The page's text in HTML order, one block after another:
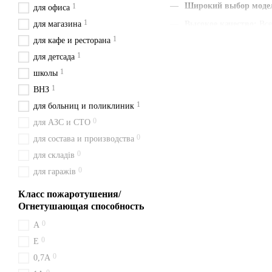
Широкий выбор
для офиса 1
для магазина 1
для кафе и ресторана 1
для детсада 1
школы 1
ВНЗ 1
для больниц и поликлиник 1
для АЗС и СТО 0
для состава и производства 0
для складів 0
для гаражів 0
Класс пожаротушения/
Огнетушающая способность
A 0
Е 0
0,7А 0